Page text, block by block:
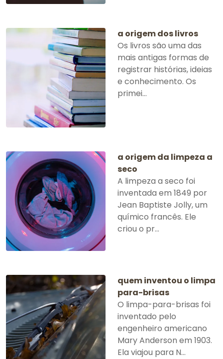
a origem dos livros
Os livros são uma das
mais antigas formas de
registrar histórias, ideias
e conhecimento. Os
primei...
a origem da limpeza a
seco
A limpeza a seco foi
inventada em 1849 por
Jean Baptiste Jolly, um
químico francês. Ele
criou o pr...
quem inventou o limpa
para-brisas
O limpa-para-brisas foi
inventado pelo
engenheiro americano
Mary Anderson em 1903.
Ela viajou para N...